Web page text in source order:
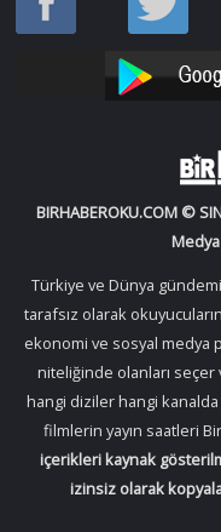
Oku
Oku
BIRHABEROKU.COM ©
Türkiye ve Dünya
tarafsız olarak
ekonomi ve sosyal medya
niteliğinde olanları seçer
hangi diziler hangi kanalda
filmlerin yayın saatleri
içerikleri kaynak
izinsiz olarak